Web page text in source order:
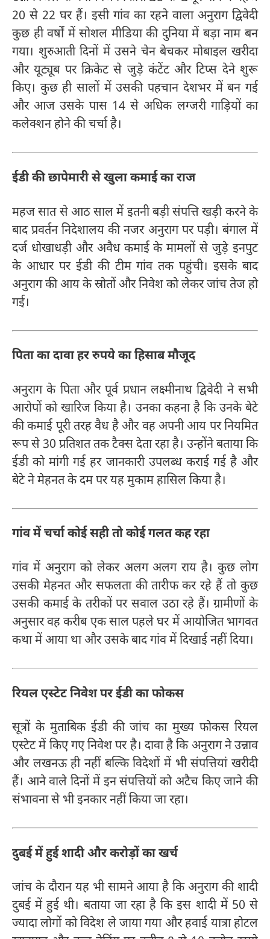
20 से 22 घर हैं। इसी गांव का रहने वाला अनुराग द्विवेदी
कुछ ही वर्षों में सोशल मीडिया की दुनिया में बड़ा नाम बन
गया। शुरुआती दिनों में उसने चेन बेचकर मोबाइल खरीदा
और यूट्यूब पर क्रिकेट से जुड़े कंटेंट और टिप्स देने शुरू
किए। कुछ ही सालों में उसकी पहचान देशभर में बन गई
और आज उसके पास 14 से अधिक लग्जरी गाड़ियों का
कलेक्शन होने की चर्चा है।
ईडी की छापेमारी से खुला कमाई का राज
महज सात से आठ साल में इतनी बड़ी संपत्ति खड़ी करने के
बाद प्रवर्तन निदेशालय की नजर अनुराग पर पड़ी। बंगाल में
दर्ज धोखाधड़ी और अवैध कमाई के मामलों से जुड़े इनपुट
के आधार पर ईडी की टीम गांव तक पहुंची। इसके बाद
अनुराग की आय के स्रोतों और निवेश को लेकर जांच तेज हो
गई।
पिता का दावा हर रुपये का हिसाब मौजूद
अनुराग के पिता और पूर्व प्रधान लक्ष्मीनाथ द्विवेदी ने सभी
आरोपों को खारिज किया है। उनका कहना है कि उनके बेटे
की कमाई पूरी तरह वैध है और वह अपनी आय पर नियमित
रूप से 30 प्रतिशत तक टैक्स देता रहा है। उन्होंने बताया कि
ईडी को मांगी गई हर जानकारी उपलब्ध कराई गई है और
बेटे ने मेहनत के दम पर यह मुकाम हासिल किया है।
गांव में चर्चा कोई सही तो कोई गलत कह रहा
गांव में अनुराग को लेकर अलग अलग राय है। कुछ लोग
उसकी मेहनत और सफलता की तारीफ कर रहे हैं तो कुछ
उसकी कमाई के तरीकों पर सवाल उठा रहे हैं। ग्रामीणों के
अनुसार वह करीब एक साल पहले घर में आयोजित भागवत
कथा में आया था और उसके बाद गांव में दिखाई नहीं दिया।
रियल एस्टेट निवेश पर ईडी का फोकस
सूत्रों के मुताबिक ईडी की जांच का मुख्य फोकस रियल
एस्टेट में किए गए निवेश पर है। दावा है कि अनुराग ने उन्नाव
और लखनऊ ही नहीं बल्कि विदेशों में भी संपत्तियां खरीदी
हैं। आने वाले दिनों में इन संपत्तियों को अटैच किए जाने की
संभावना से भी इनकार नहीं किया जा रहा।
दुबई में हुई शादी और करोड़ों का खर्च
जांच के दौरान यह भी सामने आया है कि अनुराग की शादी
दुबई में हुई थी। बताया जा रहा है कि इस शादी में 50 से
ज्यादा लोगों को विदेश ले जाया गया और हवाई यात्रा होटल